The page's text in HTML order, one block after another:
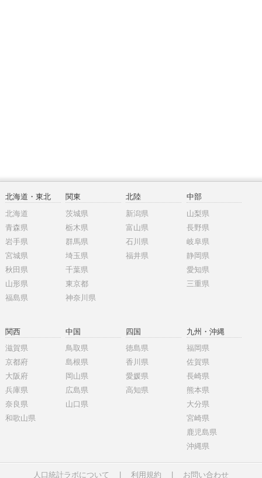
北海道・東北
北海道
青森県
岩手県
宮城県
秋田県
山形県
福島県
関東
茨城県
栃木県
群馬県
埼玉県
千葉県
東京都
神奈川県
北陸
新潟県
富山県
石川県
福井県
中部
山梨県
長野県
岐阜県
静岡県
愛知県
三重県
関西
滋賀県
京都府
大阪府
兵庫県
奈良県
和歌山県
中国
鳥取県
島根県
岡山県
広島県
山口県
四国
徳島県
香川県
愛媛県
高知県
九州・沖縄
福岡県
佐賀県
長崎県
熊本県
大分県
宮崎県
鹿児島県
沖縄県
人口統計ラボについて 利用規約 お問い合わせ